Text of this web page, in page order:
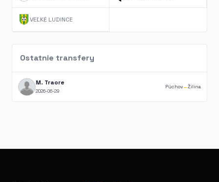
VEĽKÉ LUDINCE
Ostatnie transfery
M. Traore
2026-06-29
Púchov→Žilina